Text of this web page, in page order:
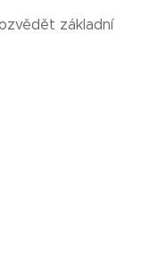
základní